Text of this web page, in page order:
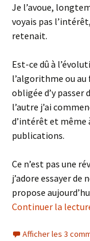
Je l’avoue,
voyais pas
retenait.
Est-ce dû à
l’algorithme ou
obligée d’y passer
l’autre j’ai
d’intérêt et même
publications.
Ce n’est pas une
j’adore essayer
propose
Continuer la
Afficher les 3